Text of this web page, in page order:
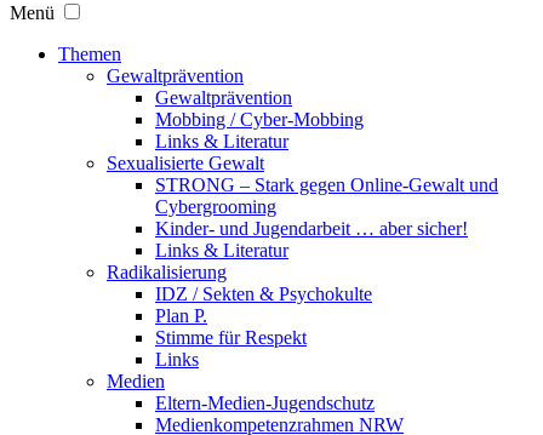
Menü
Themen
Gewaltprävention
Gewaltprävention
Mobbing / Cyber-Mobbing
Links & Literatur
Sexualisierte Gewalt
STRONG – Stark gegen Online-Gewalt und
Cybergrooming
Kinder- und Jugendarbeit … aber sicher!
Links & Literatur
Radikalisierung
IDZ / Sekten & Psychokulte
Plan P.
Stimme für Respekt
Links
Medien
Eltern-Medien-Jugendschutz
Medienkompetenzrahmen NRW